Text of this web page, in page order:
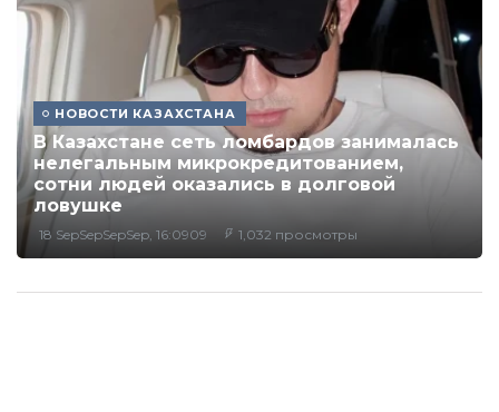
НОВОСТИ КАЗАХСТАНА
В Казахстане сеть ломбардов занималась
нелегальным микрокредитованием,
сотни людей оказались в долговой
ловушке
18 SepSepSepSep, 16:0909 1,032 просмотры